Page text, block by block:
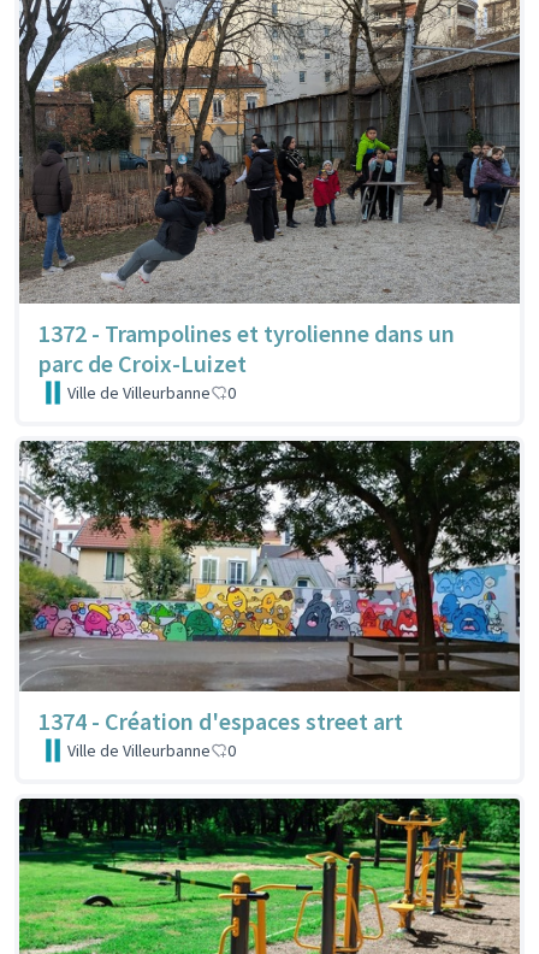
1372 - Trampolines et tyrolienne dans un
parc de Croix-Luizet
Ville de Villeurbanne 0
1374 - Création d'espaces street art
Ville de Villeurbanne 0